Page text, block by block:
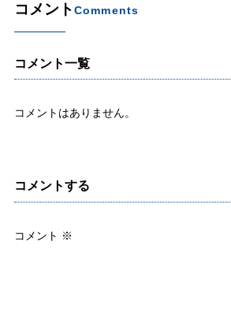
コメントComments
コメント一覧
コメントはありません。
コメントする
コメント ※